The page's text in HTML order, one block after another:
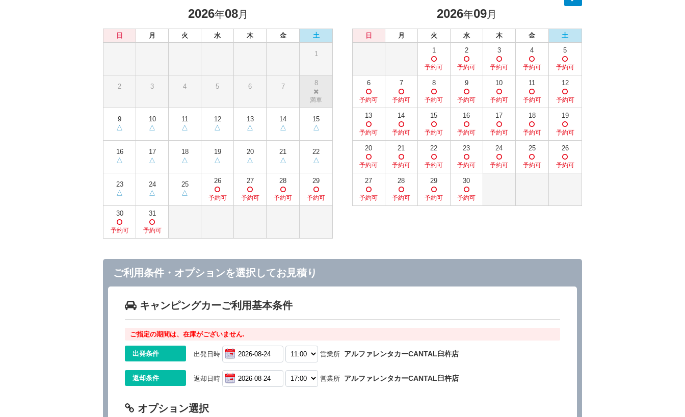
2026年08月
日 月 火 水 木 金 土
1
2 3 4 5 6 7 8
9 10 11 12 13 14 15
16 17 18 19 20 21 22
23 24 25 26 27 28 29
30 31
2026年09月
日 月 火 水 木 金
土
1
2 3 4 5
6 7 8 9 10 11 12
13 14 15 16 17 18 19
20 21 22 23 24 25 26
27 28 29 30
ご利用条件・オプションを選択してお見積り
キャンピングカーご利用基本条件
ご指定の期間は、在庫がございません.
出発条件 出発日時 営業所 アルファレンタカーCANTAL臼杵店
返却条件 返却日時 営業所 アルファレンタカーCANTAL臼杵店
オプション選択